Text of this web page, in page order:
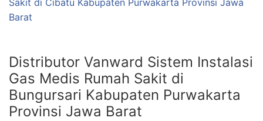
Sakit di Cibatu Kabupaten Purwakarta Provinsi Jawa
Barat
Distributor Vanward Sistem Instalasi
Gas Medis Rumah Sakit di
Bungursari Kabupaten Purwakarta
Provinsi Jawa Barat